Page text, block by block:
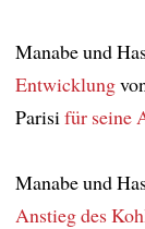
Manabe und
Entwicklung
Parisi für seine
Manabe und
Anstieg des